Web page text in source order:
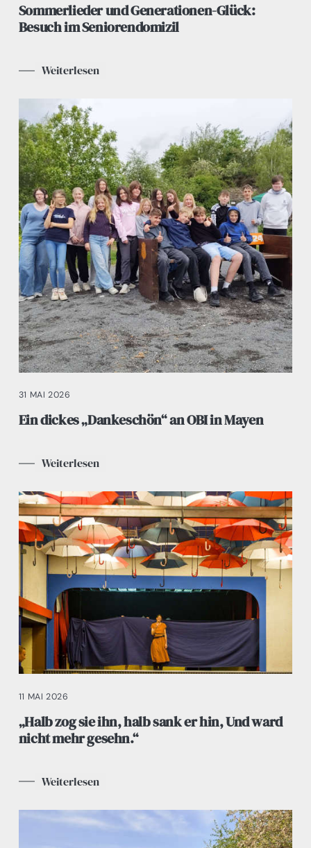
Sommerlieder und Generationen-Glück:
Besuch im Seniorendomizil
Weiterlesen
31 MAI 2026
Ein dickes „Dankeschön“ an OBI in Mayen
Weiterlesen
11 MAI 2026
„Halb zog sie ihn, halb sank er hin, Und ward
nicht mehr gesehn.“
Weiterlesen